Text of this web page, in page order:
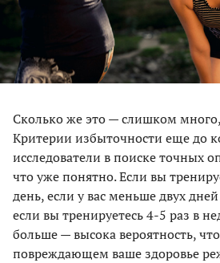
Сколько же это — слишком
Критерии избыточности еще до
исследователи в поиске точных
что уже понятно. Если вы
день, если у вас меньше двух
если вы тренируетесь 4-5 раз в
больше — высока вероятность,
повреждающем ваше здоровье